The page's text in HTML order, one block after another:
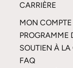
CARRIÈRE
MON COMPTE
PROGRAMME
SOUTIEN À LA
FAQ